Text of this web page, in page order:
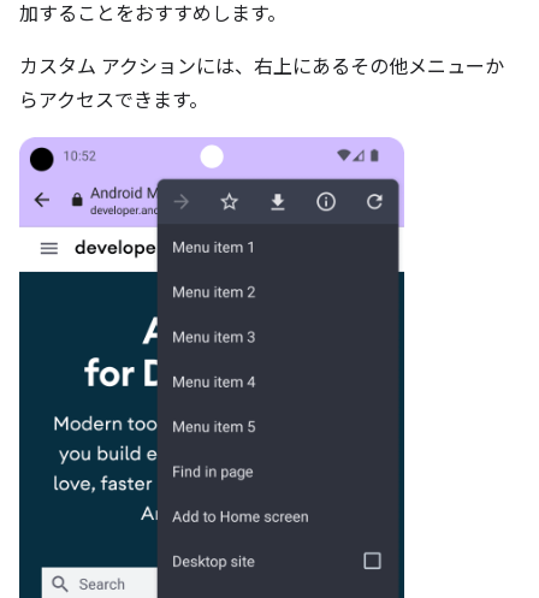
加することをおすすめします。
カスタム アクションには、右上にあるその他メニューか
らアクセスできます。